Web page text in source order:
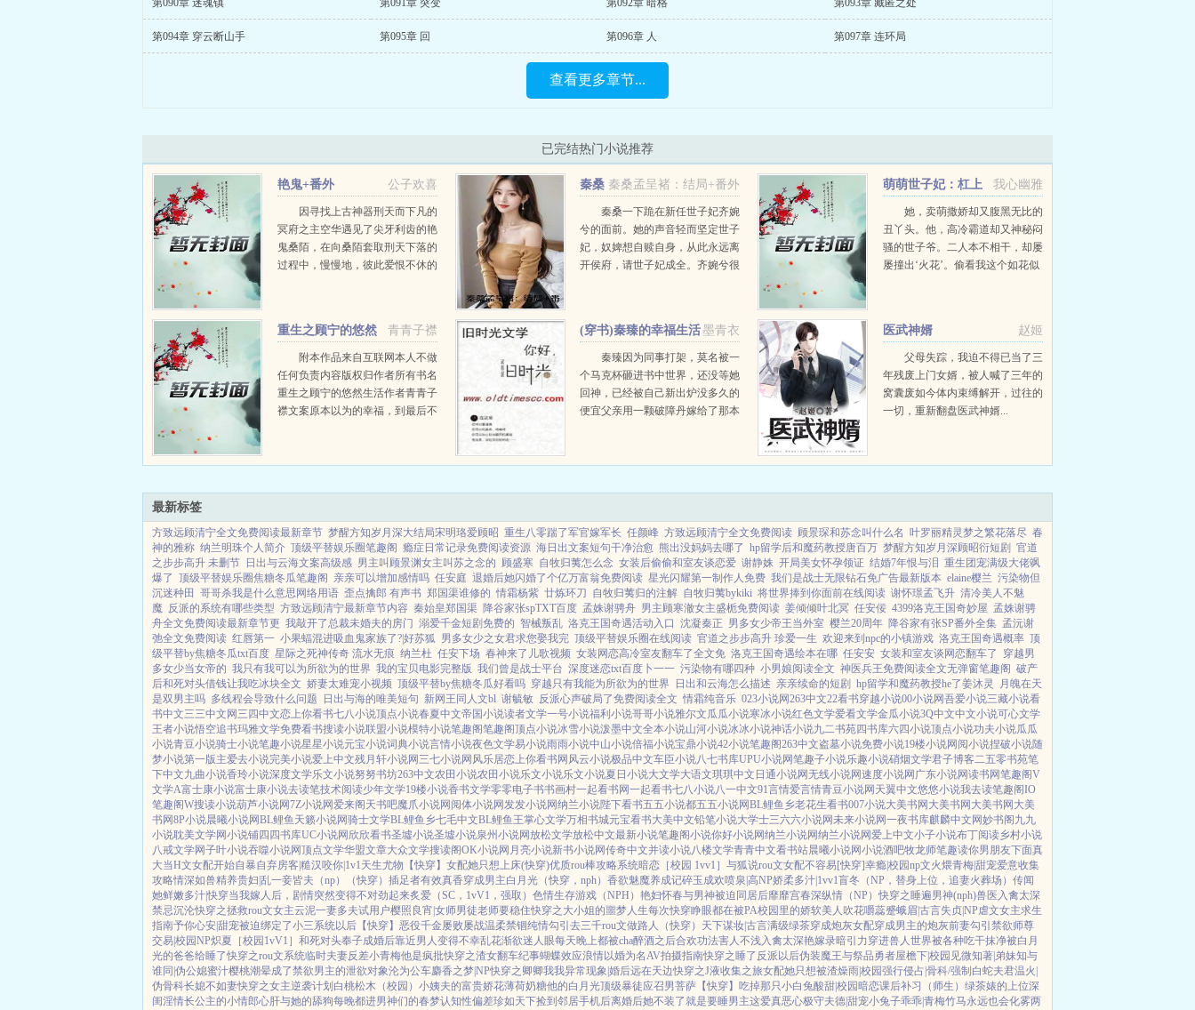
第090章 迷魂镇 第091章 突变 第092章 暗格 第093章 藏匿之处
第094章 穿云断山手 第095章 回 第096章 人 第097章 连环局
查看更多章节...
已完结热门小说推荐
公子欢喜
艳鬼+番外
因寻找上古神器刑天而下凡的
冥府之主空华遇见了尖牙利齿的艳
鬼桑陌，在向桑陌套取刑天下落的
过程中，慢慢地，彼此爱恨不休的
们究竟意味着什么？是对过往...
秦桑孟呈褚：结局+番外
秦桑
孟呈褚秦桑一下跪在新任世子妃齐婉
兮的面前。她的声音轻而坚定世子
妃，奴婢想自赎自身，从此永远离
开侯府，请世子妃成全。齐婉兮很
我心幽雅
萌萌世子妃：杠上
无良君她，卖萌撒娇却又腹黑无比的
丑丫头。他，高冷霸道却又神秘闷
骚的世子爷。二人本不相干，却屡
屡撞出‘火花’。偷看我这个如花似
青青子襟
重生之顾宁的悠然
生活+番外
附本作品来自互联网本人不做
任何负责内容版权归作者所有书名
重生之顾宁的悠然生活作者青青子
襟文案原本以为的幸福，到最后不
恋，重来一...
墨青衣
(穿书)秦臻的幸福生活
手札秦臻因为同事打架，莫名被一
个马克杯砸进书中世界，还没等她
回神，已经被自己新出炉没多久的
便宜父亲用一颗破障丹嫁给了那本
数腥风血雨，终于换...
赵姬
医武神婿
父母失踪，我迫不得已当了三
年残废上门女婿，被人喊了三年的
窝囊废如今体内束缚解开，过往的
一切，重新翻盘医武神婿...
最新标签
方致远顾清宁全文免费阅读最新章节 梦醒方知岁月深大结局宋明珞爱顾昭 重生八零踹了军官嫁军长 任颜峰 方致远顾清宁全文免费阅读 顾景琛和苏念叫什么名 叶罗丽精灵梦之繁花落尽 春
神的雅称 纳兰明珠个人简介 顶级平替娱乐圈笔趣阁 瘾症日常记录免费阅读资源 海日出文案短句干净治愈 熊出没妈妈去哪了 hp留学后和魔药教授唐百万 梦醒方知岁月深顾昭衍短剧 官道
之步步高升 未删节 日出与云海文案高级感 男主叫顾景渊女主叫苏之念的 顾盛寒 自牧归荑怎么念 女装后偷偷和室友谈恋爱 谢静姝 开局美女怀孕领证 结婚7年恨与泪 重生团宠满级大佬飒
爆了 顶级平替娱乐圈焦糖冬瓜笔趣阁 亲亲可以增加感情吗 任安庭 退婚后她闪婚了个亿万富翁免费阅读 星光闪耀第一制作人免费 我们是战士无限钻石免广告最新版本 elaine樱兰 污染物但
沉迷种田 哥哥杀我是什么意思网络用语 歪点擒郎 有声书 郑国渠谁修的 情霜杨紫 廿炼环刀 自牧归荑归的注解 自牧归荑bykiki 将世界捧到你面前在线阅读 谢怀璟孟飞升 清冷美人不魅
魔 反派的系统有哪些类型 方致远顾清宁最新章节内容 秦始皇郑国渠 降谷家张spTXT百度 孟姝谢骋舟 男主顾寒澈女主盛栀免费阅读 姜倾倾叶北冥 任安佞 4399洛克王国奇妙屋 孟姝谢骋
舟全文免费阅读最新章节更 我敲开了总裁未婚夫的房门 溺爱千金短剧免费的 智械叛乱 洛克王国奇遇活动入口 沈凝秦正 男多女少帝王当外室 樱兰20周年 降谷家有张SP番外全集 孟沅谢
弛全文免费阅读 红唇第一 小果蝠混进吸血鬼家族了?|好苏狐 男多女少之女君求您娶我完 顶级平替娱乐圈在线阅读 官道之步步高升 珍爱一生 欢迎来到npc的小镇游戏 洛克王国奇遇概率 顶
级平替by焦糖冬瓜txt百度 星际之死神传奇 流水无痕 纳兰杜 任安下场 春神来了儿歌视频 女装网恋高冷室友翻车了全文免 洛克王国奇遇绘本在哪 任安安 女装和室友谈网恋翻车了
穿越男
多女少当女帝的 我只有我可以为所欲为的世界 我的宝贝电影完整版 我们曾是战士平台 深度迷恋txt百度卜一一 污染物有哪四种 小男娘阅读全文 神医兵王免费阅读全文无弹窗笔趣阁 破产
后和死对头借钱让我吃冰块全文 娇妻太难宠小视频 顶级平替by焦糖冬瓜好看吗 穿越只有我能为所欲为的世界 日出和云海怎么描述 亲亲续命的短剧 hp留学和魔药教授he了姜沐灵
月魄在天
是双男主吗 多线程会导致什么问题 日出与海的唯美短句 新网王同人文bl 谢毓敏 反派心声破局了免费阅读全文 情霜纯音乐 023小说网263中文22看书穿越小说00小说网吾爱小说三藏小说看
书中文三三中文网 三四中文恋上你看书七八小说顶点小说春夏中文帝国小说读者文学一号小说福利小说哥哥小说雅尔文瓜瓜小说寒冰小说红色文学爱看文学金瓜小说3Q中文中文小说可心文学
王者小说悟空追书玛雅文学免费看书搜读小说联盟小说模特小说笔趣阁笔趣阁顶点小说冰雪小说泼墨中文全本小说山河小说冰冰小说神话小说九二书苑四书库六四小说顶点小说功夫小说瓜瓜
小说青豆小说骑士小说笔趣小说星星小说元宝小说词典小说言情小说夜色文学易小说雨雨小说中山小说倍福小说宝鼎小说42小说笔趣阁263中文盗墓小说免费小说19楼小说网阅小说捏破小说随
梦小说第一版主爱去小说完美小说爱上中文残月轩小说网 三七小说网 风乐居恋上你看书网 风云小说极品中文车臣小说八七书库UPU小说网笔趣子小说乐趣小说硝烟文学君子博客二五零书苑笔
下中文九曲小说香玲小说深度文学乐文小说努努书坊263中文农田小说农田小说乐文小说乐文小说夏日小说大文学大语文琪琪中文 日通小说网无线小说网速度小说网 广东小说网读书网笔趣阁V
文学A富士康小说富士康小说去读笔技术阅读少年文学19楼小说香书文学零零电子书书画村一起看书网一起看书七八小说八一中文91言情爱言情青豆小说网 天翼中文悠悠小说我去读笔趣阁IO
笔趣阁W搜读小说葫芦小说网7Z小说网爱来阁 天书吧魔爪小说网 阅体小说网发发小说网纳兰小说陛下看书五五小说都五五小说网BL鲤鱼乡老花生看书007小说大美书网 大美书网 大美书网 大美
书网8P小说晨曦小说网BL鲤鱼 天籁小说网骑士文学BL鲤鱼乡七毛中文BL鲤鱼王掌心文学万相书城元宝看书大美中文铅笔小说大学士三六六小说网未来小说网一夜书库麒麟中文网妙书阁 九九
小说耽美文学网小说铺四四书库UC小说网 欣欣看书圣墟小说圣墟小说泉州小说网放松文学放松中文最新小说笔趣阁小说你好小说网纳兰小说网纳兰小说网爱上中文小子小说布丁阅读乡村小说
八戒文学网子叶小说吞噬小说网顶点文学华盟文章大众文学搜读阁OK小说网 月亮小说新书小说网传奇中文并读小说八楼文学青青中文看书站晨曦小说网小说酒吧牧龙师笔趣读你男朋友下面真
大当H文女配开始自暴自弃房客|糙汉咬你|1v1天生尤物【快穿】 女配她只想上床(快穿)优质rou棒攻略系统暗恋［校园 1vv1］ 与狐说rou文女配不容易[快穿]幸瘾|校园np文火煨青梅|甜宠爱意收集
攻略情深如兽精养贵妇|乱一妾皆夫（np） （快穿）插足者有效真香穿成男主白月光（快穿，nph） 香欲魅魔养成记碎玉成欢喷泉|高NP娇柔多汁|1vv1盲冬（NP，替身上位，追妻火葬场） 传闻
她鲜嫩多汁|快穿当我嫁人后，剧情突然变得不对劲起来炙爱（SC，1vV1，强取） 色情生存游戏（NPH） 艳妇怀春与男神被迫同居后靡靡宫春深纵情（NP）快穿之睡遍男神(nph)兽医 入禽太深
禁忌沉沦快穿之拯救rou文女主云泥一妻多夫试用户樱照良宵|女师男徒老师要稳住快穿之大小姐的噩梦人生每次快穿睁眼都在被PA校园里的娇软美人 吹花嚼蕊蹙蛾眉|古言失贞|NP虐文女主求生
指南予你心安|甜宠被迫绑定了小三系统以后【快穿】 恶役千金屡败屡战温柔禁锢纯情勾引 去三千rou文做路人（快穿） 天下谋妆|古言满级绿茶穿成炮灰女配穿成男主的炮灰前妻勾引禁欲师尊
交易|校园NP炽夏［校园1vV1］ 和死对头奉子成婚后靠近男人变得不幸乱花渐欲迷人眼每天晚上都被cha醉酒之后合欢功法害人不浅入禽太深艳嫁录暗引力穿进兽人世界被各种吃干抹净被白月
光的爸爸给睡了快穿之rou文系统临时夫妻反差小青梅他是疯批快穿之渣女翻车纪事蝴蝶效应浪情以婚为名AV拍摄指南快穿之睡了反派以后伪装魔王与祭品勇者屋檐下|校园 见微知著|弟妹知与
谁同|伪公媳蜜汁樱桃潮晕成了禁欲男主的泄欲对象沦为公车麝香之梦|NP快穿之卿卿我我异常现象|婚后远在天边快穿之J液收集之旅女配她只想被渣燥雨|校园强行侵占|骨科/强制 白蛇夫君温火|
伪骨科长媳不如妻快穿之女主逆袭计划 白桃松木（校园） 小姨夫的富贵娇花薄荷奶糖他的白月光顶级暴徒应召男菩萨 【快穿】吃掉那只小白兔酸甜|校园暗恋课后补习（师生） 绿茶婊的上位深
闺淫情长公主的小情郎心肝与她的舔狗每晚都进男神们的春梦认知性偏差珍如天下捡到邻居手机后离婚后她不装了就是要睡男主这爱真恶心极守夫德|甜宠小兔子乖乖|青梅竹马永远也会化雾两